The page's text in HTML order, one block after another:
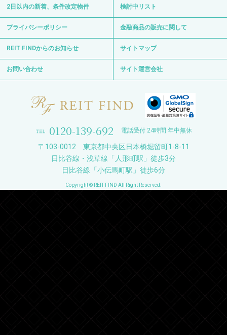
2日以内の新着、条件改定物件 検討中リスト
プライバシーポリシー 金融商品の販売に関して
REIT FINDからのお知らせ サイトマップ
お問い合わせ サイト運営会社
0120-139-692 電話受付 24時間 年中無休
〒103-0012 東京都中央区日本橋堀留町1-8-11
日比谷線・浅草線「人形町駅」徒歩3分
日比谷線「小伝馬町駅」徒歩6分
Copyright © REIT FIND All Right Reserved.